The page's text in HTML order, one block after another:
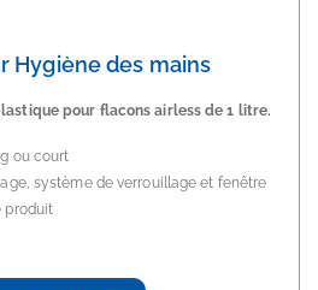
Hygiène des mains
pour flacons airless de 1 litre.
ou court
système de verrouillage et fenêtre
produit